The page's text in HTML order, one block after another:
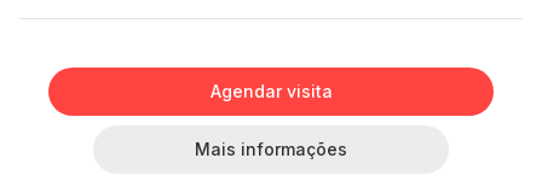
Agendar visita
Mais informações